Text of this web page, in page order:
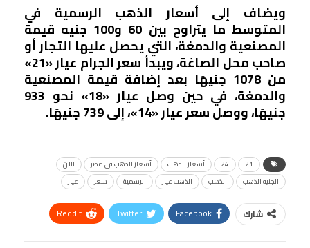
ويضاف إلى أسعار الذهب الرسمية في
المتوسط ما يتراوح بين 60 و100 جنيه قيمة
المصنعية والدمغة، التي يحصل عليها التجار أو
صاحب محل الصاغة، ويبدأ سعر الجرام عيار «21»
من 1078 جنيهًا بعد إضافة قيمة المصنعية
والدمغة، في حين وصل عيار «18» نحو 933
جنيهًا، ووصل سعر عيار «14»، إلى 739 جنيهًا.
21
24 أسعار الذهب أسعار الذهب في مصر
الان
الجنيه الذهب
الذهب الذهب عيار الرسمية سعر عيار
شارك Facebook
Twitter
ReddIt